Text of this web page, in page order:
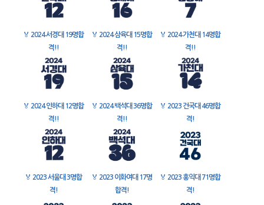
🏅 2024 서경대 19명합
격!!
🏅 2024 삼육대 15명합
격!!
🏅 2024 가천대 14명합
격!!
🏅 2024 인하대 12명합
격!!
🏅 2024 백석대 36명합
격!!
🏅 2023 건국대 46명합
격!
🏅 2023 서울대 3명합
격!
🏅 2023 이화여대 17명
합격!
🏅 2023 홍익대 71명합
격!